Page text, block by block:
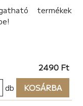
termékek
2490 Ft
db
KOSÁRBA